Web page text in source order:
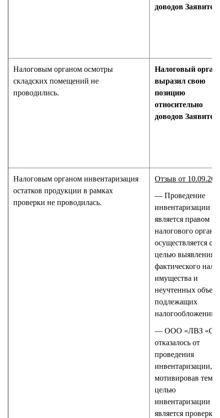
доводов
Налоговым органом осмотры
складских помещений не
проводились.
Налоговый орган
выразил свою
позицию
относительно
доводов
Налоговым органом инвентаризация
остатков продукции в рамках
проверки не проводилась.
Отзыв от
— Проведение
инвентаризации
является правом
налогового органа
осуществляется с
целью выявления
фактического
имущества и
неучтенных
подлежащих
налогообложению.
— ООО «ЛВЗ
отказалось от
проведения
инвентаризации,
мотивировав тем,
целью
инвентаризации
является проверка